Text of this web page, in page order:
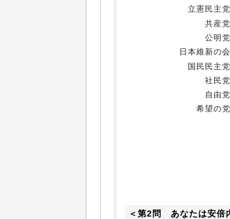
立憲民主党
共産党
公明党
日本維新の会
国民民主党
社民党
自由党
希望の党
＜第2問　あなたは安倍